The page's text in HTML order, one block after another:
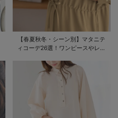
【春夏秋冬・シーン別】マタニテ
ィコーデ26選！ワンピースやレギ